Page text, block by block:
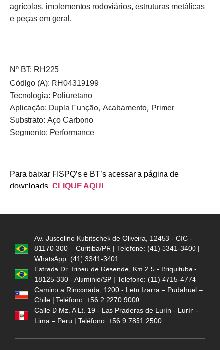
agrícolas, implementos rodoviários, estruturas metálicas
e peças em geral.
Nº BT: RH225
Código (A): RH04319199
Tecnologia: Poliuretano
Aplicação: Dupla Função, Acabamento, Primer
Substrato: Aço Carbono
Segmento: Performance
Para baixar FISPQ’s e BT’s acessar a página de
downloads. CLIQUE AQUI
Av. Juscelino Kubitschek de Oliveira, 12453 - CIC -
81170-300 – Curitiba/PR | Telefone: (41) 3341-3400 |
WhatsApp: (41) 3341-3401
Estrada Dr. Irineu de Resende, Km 2.5 - Briquituba -
18125-330 - Aluminio/SP | Telefone: (11) 4715-4774
Camino a Rinconada, 1200 - Leto Izarra – Pudahuel –
Chile | Teléfono: +56 2 2270 9000
Calle D Mz. A Lt. 19 - Las Praderas de Lurín - Lurín -
Lima – Peru | Teléfono: +56 9 7851 2500